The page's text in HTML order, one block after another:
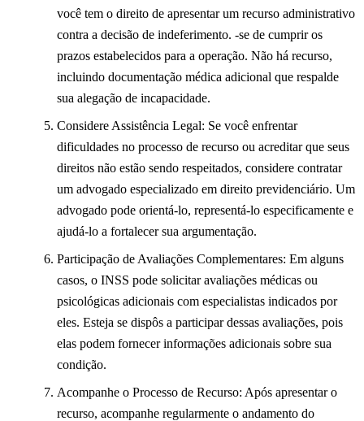
você tem o direito de apresentar um recurso administrativo
contra a decisão de indeferimento. -se de cumprir os
prazos estabelecidos para a operação. Não há recurso,
incluindo documentação médica adicional que respalde
sua alegação de incapacidade.
Considere Assistência Legal: Se você enfrentar
dificuldades no processo de recurso ou acreditar que seus
direitos não estão sendo respeitados, considere contratar
um advogado especializado em direito previdenciário. Um
advogado pode orientá-lo, representá-lo especificamente e
ajudá-lo a fortalecer sua argumentação.
Participação de Avaliações Complementares: Em alguns
casos, o INSS pode solicitar avaliações médicas ou
psicológicas adicionais com especialistas indicados por
eles. Esteja se dispôs a participar dessas avaliações, pois
elas podem fornecer informações adicionais sobre sua
condição.
Acompanhe o Processo de Recurso: Após apresentar o
recurso, acompanhe regularmente o andamento do